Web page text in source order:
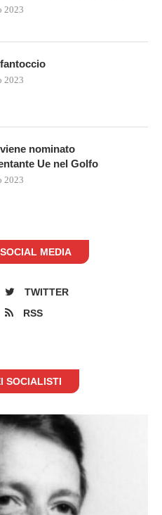
2023
2023
nominato
Ue nel Golfo
2023
MEDIA
TWITTER
RSS
SOCIALISTI